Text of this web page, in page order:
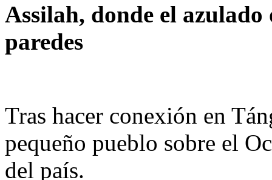
Assilah, donde el azulado
paredes
Tras hacer conexión en
pequeño pueblo sobre el
del país.